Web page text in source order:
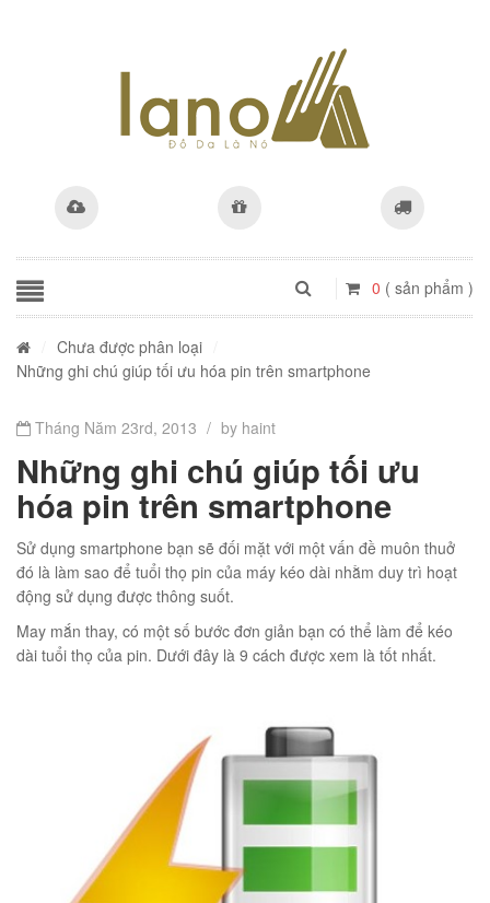
0 ( sản phẩm )
Chưa được phân loại
Những ghi chú giúp tối ưu hóa pin trên smartphone
JEEP giá rẻ 002
Tháng Năm 23rd, 2013 / by haint
Những ghi chú giúp tối ưu
hóa pin trên smartphone
Sử dụng smartphone bạn sẽ đối mặt với một vấn đề muôn thuở
đó là làm sao để tuổi thọ pin của máy kéo dài nhằm duy trì hoạt
động sử dụng được thông suốt.
May mắn thay, có một số bước đơn giản bạn có thể làm để kéo
dài tuổi thọ của pin. Dưới đây là 9 cách được xem là tốt nhất.